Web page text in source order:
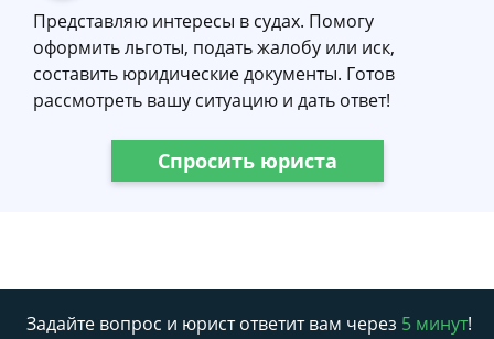
Представляю интересы в судах. Помогу
оформить льготы, подать жалобу или иск,
составить юридические документы. Готов
рассмотреть вашу ситуацию и дать ответ!
Спросить юриста
Задайте вопрос и юрист ответит вам через 5 минут!